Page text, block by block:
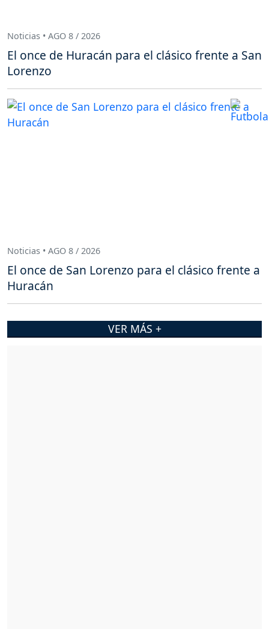
Noticias • AGO 8 / 2026
El once de Huracán para el clásico frente a San
Lorenzo
Noticias • AGO 8 / 2026
El once de San Lorenzo para el clásico frente a
Huracán
VER MÁS +